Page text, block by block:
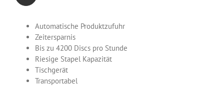
Automatische Produktzufuhr
Zeitersparnis
Bis zu 4200 Discs pro Stunde
Riesige Stapel Kapazität
Tischgerät
Transportabel